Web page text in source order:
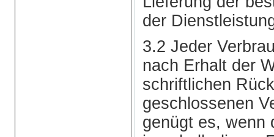
der
3.2 Jeder
nach Erhalt der
schriftlichen
geschlossenen
genügt es, wenn